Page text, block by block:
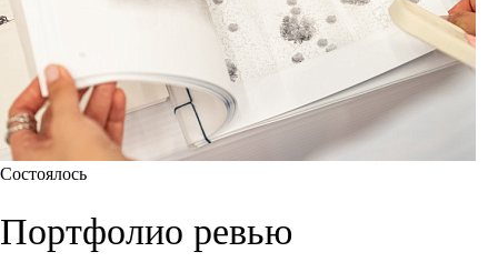
Состоялось
Портфолио ревью